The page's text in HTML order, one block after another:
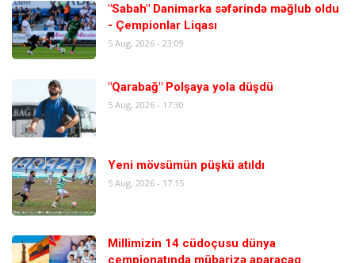
"Sabah" Danimarka səfərində məğlub oldu
- Çempionlar Liqası
5 Aug, 2026 - 23:09
"Qarabağ" Polşaya yola düşdü
5 Aug, 2026 - 17:30
Yeni mövsümün püşkü atıldı
5 Aug, 2026 - 17:15
Millimizin 14 cüdoçusu dünya
çempionatında mübarizə aparacaq